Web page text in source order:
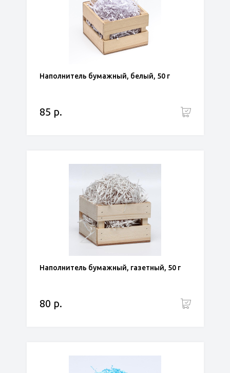
Наполнитель бумажный, белый, 50 г
85 р.
Наполнитель бумажный, газетный, 50 г
80 р.